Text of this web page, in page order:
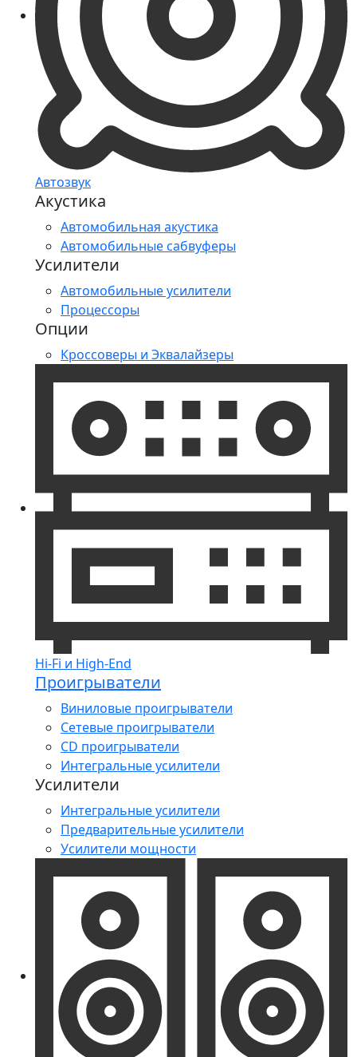
Автозвук
Акустика
Автомобильная акустика
Автомобильные сабвуферы
Усилители
Автомобильные усилители
Процессоры
Опции
Кроссоверы и Эквалайзеры
Hi-Fi и High-End
Проигрыватели
Виниловые проигрыватели
Сетевые проигрыватели
CD проигрыватели
Интегральные усилители
Усилители
Интегральные усилители
Предварительные усилители
Усилители мощности